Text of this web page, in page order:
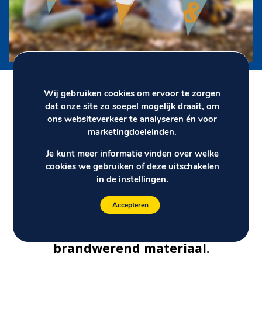
Al sinds 1985 is Siersema het adres
voor bedrukte vlaggenlijnen voor
binnen en buiten. Op papier,
brandwerend materiaal.
Wij gebruiken cookies om ervoor te zorgen
dat onze site zo soepel mogelijk draait, om
ons websiteverkeer te analyseren én voor
marketingdoeleinden.
Je kunt meer informatie vinden over welke
cookies we gebruiken of deze uitschakelen
in de instellingen.
Accepteren